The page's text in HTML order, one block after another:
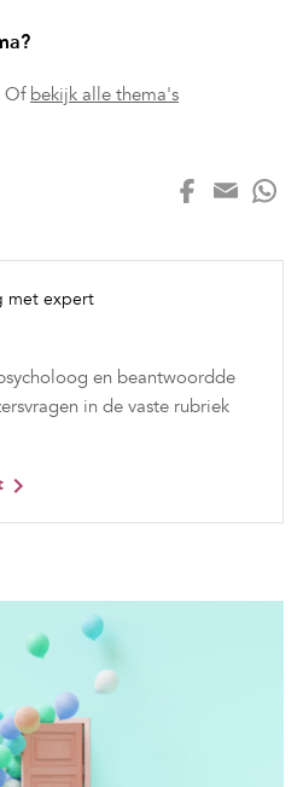
Of bekijk alle thema's
met expert
en beantwoordde
in de vaste rubriek